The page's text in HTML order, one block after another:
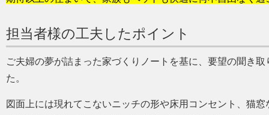
担当者様の工夫したポイント
ご夫婦の夢が詰まった家づくりノートを基に、要望の聞き
た。
図面上には現れてこないニッチの形や床用コンセント、猫